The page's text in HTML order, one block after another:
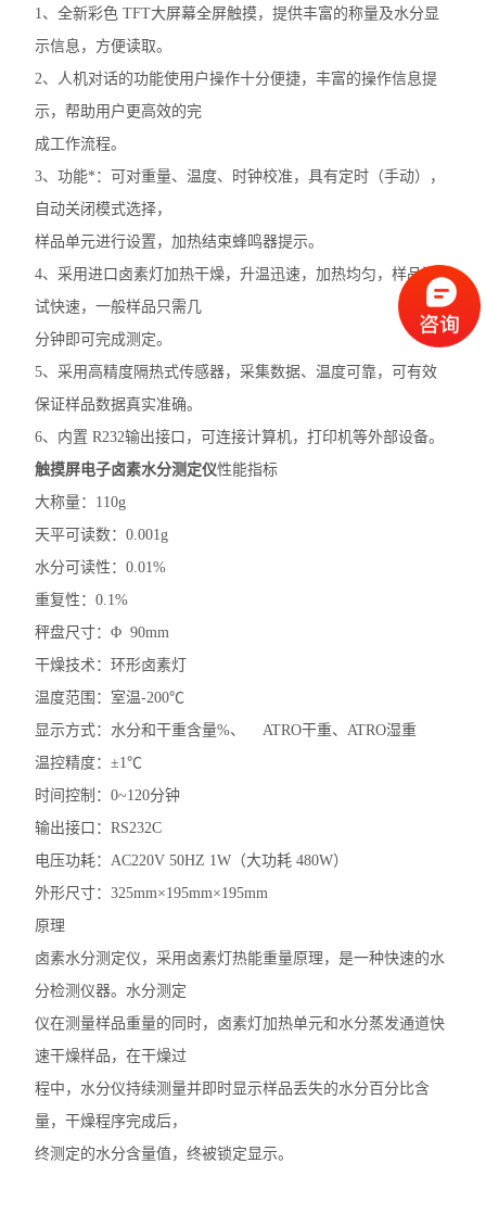
1、全新彩色 TFT大屏幕全屏触摸，提供丰富的称量及水分显
示信息，方便读取。
2、人机对话的功能使用户操作十分便捷，丰富的操作信息提
示，帮助用户更高效的完
成工作流程。
3、功能*：可对重量、温度、时钟校准，具有定时（手动），
自动关闭模式选择，
样品单元进行设置，加热结束蜂鸣器提示。
4、采用进口卤素灯加热干燥，升温迅速，加热均匀，样品测
试快速，一般样品只需几
分钟即可完成测定。
5、采用高精度隔热式传感器，采集数据、温度可靠，可有效
保证样品数据真实准确。
6、内置 R232输出接口，可连接计算机，打印机等外部设备。
触摸屏电子卤素水分测定仪性能指标
大称量：110g
天平可读数：0.001g
水分可读性：0.01%
重复性：0.1%
秤盘尺寸：Φ 90mm
干燥技术：环形卤素灯
温度范围：室温-200℃
显示方式：水分和干重含量%、 ATRO干重、ATRO湿重
温控精度：±1℃
时间控制：0~120分钟
输出接口：RS232C
电压功耗：AC220V 50HZ 1W（大功耗 480W）
外形尺寸：325mm×195mm×195mm
原理
卤素水分测定仪，采用卤素灯热能重量原理，是一种快速的水
分检测仪器。水分测定
仪在测量样品重量的同时，卤素灯加热单元和水分蒸发通道快
速干燥样品，在干燥过
程中，水分仪持续测量并即时显示样品丢失的水分百分比含
量，干燥程序完成后，
终测定的水分含量值，终被锁定显示。